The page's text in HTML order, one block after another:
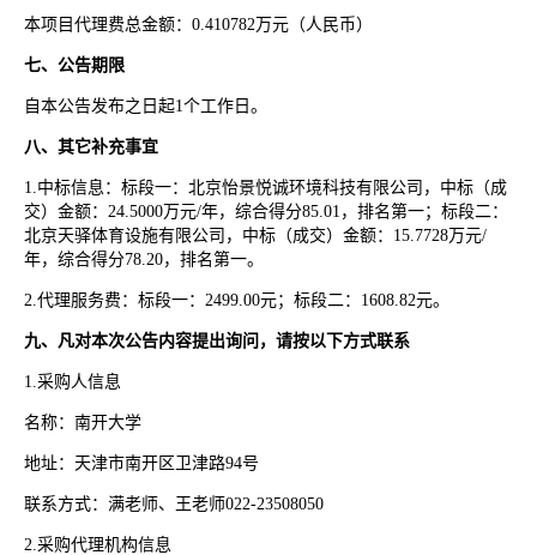
本项目代理费总金额： 0.410782万元（人民币）
七、公告期限
自本公告发布之日起1个工作日。
八、其它补充事宜
1.中标信息：标段一：北京怡景悦诚环境科技有限公司，中标（成
交）金额：24.5000万元/年，综合得分85.01，排名第一；标段二：
北京天驿体育设施有限公司，中标（成交）金额：15.7728万元/
年，综合得分78.20，排名第一。
2.代理服务费：标段一：2499.00元；标段二：1608.82元。
九、凡对本次公告内容提出询问，请按以下方式联系
1.采购人信息
名称：南开大学
地址：天津市南开区卫津路94号
联系方式：满老师、王老师022-23508050
2.采购代理机构信息